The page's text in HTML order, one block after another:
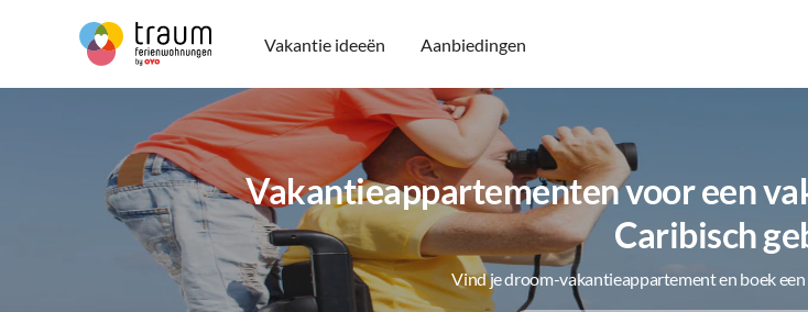
Vakantie ideeën Aanbiedingen
Vakantieappartementen voor een
Caribisch
Vind je droom-vakantieappartement en boek